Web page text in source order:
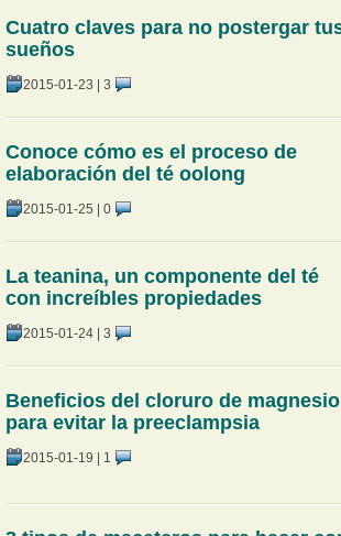
Cuatro claves para no postergar
sueños
2015-01-23 | 3
Conoce cómo es el proceso de
elaboración del té oolong
2015-01-25 | 0
La teanina, un componente del té
con increíbles propiedades
2015-01-24| 3
Beneficios del cloruro de magnesio
para evitar la preeclampsia
2015-01-19 | 1